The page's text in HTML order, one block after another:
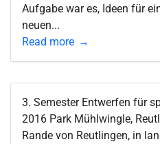
Aufgabe war es, Ideen für
neuen...
Read more
3. Semester Entwerfen für
2016 Park Mühlwingle,
Rande von Reutlingen, in